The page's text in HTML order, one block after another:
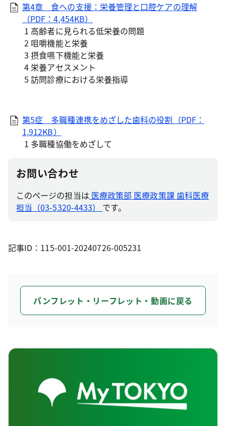
第4章 食への支援：栄養管理と口腔ケアの理解
（PDF：4,454KB）
1 高齢者に見られる低栄養の問題
2 咀嚼機能と栄養
3 摂食嚥下機能と栄養
4 栄養アセスメント
5 訪問診療における栄養指導
第5症 多職種連携をめざした歯科の役割（PDF：
1,912KB）
1 多職種協働をめざして
お問い合わせ
このページの担当は 医療政策部 医療政策課 歯科医療
担当（03-5320-4433） です。
記事ID：115-001-20240726-005231
パンフレット・リーフレット・動画に戻る